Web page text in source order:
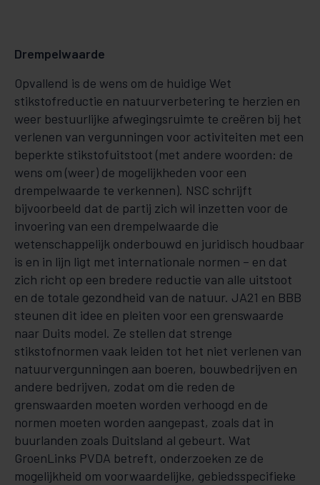
Drempelwaarde
Opvallend is de wens om de huidige Wet
stikstofreductie en natuurverbetering te herzien en
weer bestuurlijke afwegingsruimte te creëren bij het
verlenen van vergunningen voor activiteiten met een
beperkte stikstofuitstoot (met andere woorden: de
wens om (weer) de mogelijkheden voor een
drempelwaarde te verkennen). NSC schrijft
bijvoorbeeld dat de partij zich wil inzetten voor de
invoering van een drempelwaarde die
wetenschappelijk onderbouwd en juridisch houdbaar
is en in lijn ligt met internationale normen – en dat
zich richt op een bredere reductie van alle uitstoot
en de totale gezondheid van de natuur. JA21 en BBB
steunen dit idee en pleiten voor een grenswaarde
naar Duits model. Ze stellen dat strenge
stikstofnormen vaak leiden tot het niet verlenen van
natuurvergunningen aan boeren, bouwbedrijven en
andere bedrijven, zodat om die reden de
grenswaarden moeten worden verhoogd en de
normen moeten worden aangepast, zoals dat in
buurlanden zoals Duitsland al gebeurt. Wat
GroenLinks PVDA betreft, onderzoeken ze de
mogelijkheid om voorwaardelijke, gebiedsspecifieke